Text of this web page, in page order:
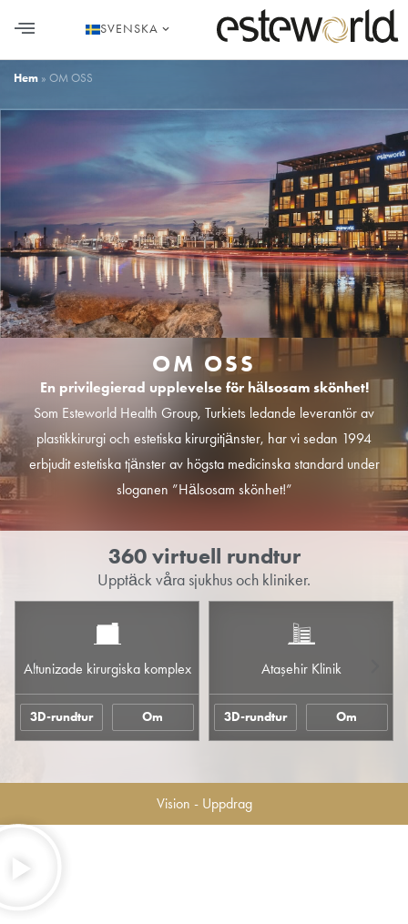
SVENSKA
Hem » OM OSS
OM OSS
En privilegierad upplevelse för hälsosam skönhet!
Som Esteworld Health Group, Turkiets ledande leverantör av
plastikkirurgi och estetiska kirurgitjänster, har vi sedan 1994
erbjudit estetiska tjänster av högsta medicinska standard under
sloganen ”Hälsosam skönhet!”
360 virtuell rundtur
Upptäck våra sjukhus och kliniker.
Altunizade kirurgiska komplex
3D-rundtur Om
Ataşehir Klinik
3D-rundtur Om
Vision - Uppdrag